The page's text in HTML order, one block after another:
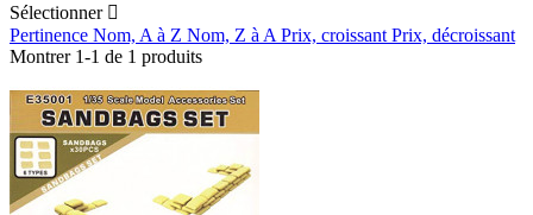
Sélectionner 
Pertinence Nom, A à Z Nom, Z à A Prix, croissant Prix, décroissant
Montrer 1-1 de 1 produits